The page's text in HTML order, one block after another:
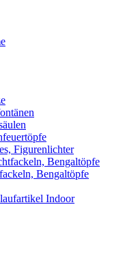
Figurenlichter
Bengaltöpfe
Indoor